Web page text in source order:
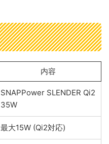
内容
SNAPPower SLENDER Qi2
35W
最大15W (Qi2対応)